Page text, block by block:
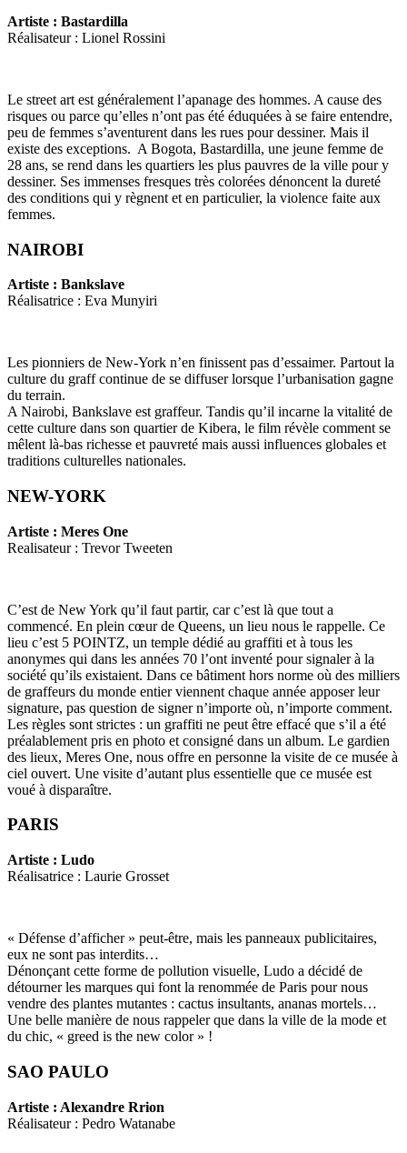
Artiste : Bastardilla
Réalisateur : Lionel Rossini
Le street art est généralement l’apanage des hommes. A cause des
risques ou parce qu’elles n’ont pas été éduquées à se faire entendre,
peu de femmes s’aventurent dans les rues pour dessiner. Mais il
existe des exceptions. A Bogota, Bastardilla, une jeune femme de
28 ans, se rend dans les quartiers les plus pauvres de la ville pour y
dessiner. Ses immenses fresques très colorées dénoncent la dureté
des conditions qui y règnent et en particulier, la violence faite aux
femmes.
NAIROBI
Artiste : Bankslave
Réalisatrice : Eva Munyiri
Les pionniers de New-York n’en finissent pas d’essaimer. Partout la
culture du graff continue de se diffuser lorsque l’urbanisation gagne
du terrain.
A Nairobi, Bankslave est graffeur. Tandis qu’il incarne la vitalité de
cette culture dans son quartier de Kibera, le film révèle comment se
mêlent là-bas richesse et pauvreté mais aussi influences globales et
traditions culturelles nationales.
NEW-YORK
Artiste : Meres One
Realisateur : Trevor Tweeten
C’est de New York qu’il faut partir, car c’est là que tout a
commencé. En plein cœur de Queens, un lieu nous le rappelle. Ce
lieu c’est 5 POINTZ, un temple dédié au graffiti et à tous les
anonymes qui dans les années 70 l’ont inventé pour signaler à la
société qu’ils existaient. Dans ce bâtiment hors norme où des milliers
de graffeurs du monde entier viennent chaque année apposer leur
signature, pas question de signer n’importe où, n’importe comment.
Les règles sont strictes : un graffiti ne peut être effacé que s’il a été
préalablement pris en photo et consigné dans un album. Le gardien
des lieux, Meres One, nous offre en personne la visite de ce musée à
ciel ouvert. Une visite d’autant plus essentielle que ce musée est
voué à disparaître.
PARIS
Artiste : Ludo
Réalisatrice : Laurie Grosset
« Défense d’afficher » peut-être, mais les panneaux publicitaires,
eux ne sont pas interdits…
Dénonçant cette forme de pollution visuelle, Ludo a décidé de
détourner les marques qui font la renommée de Paris pour nous
vendre des plantes mutantes : cactus insultants, ananas mortels…
Une belle manière de nous rappeler que dans la ville de la mode et
du chic, « greed is the new color » !
SAO PAULO
Artiste : Alexandre Rrion
Réalisateur : Pedro Watanabe